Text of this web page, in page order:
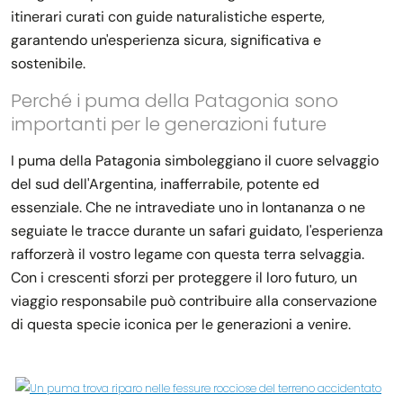
itinerari curati con guide naturalistiche esperte,
garantendo un'esperienza sicura, significativa e
sostenibile.
Perché i puma della Patagonia sono
importanti per le generazioni future
I puma della Patagonia simboleggiano il cuore selvaggio
del sud dell'Argentina, inafferrabile, potente ed
essenziale. Che ne intravediate uno in lontananza o ne
seguiate le tracce durante un safari guidato, l'esperienza
rafforzerà il vostro legame con questa terra selvaggia.
Con i crescenti sforzi per proteggere il loro futuro, un
viaggio responsabile può contribuire alla conservazione
di questa specie iconica per le generazioni a venire.